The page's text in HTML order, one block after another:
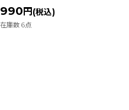
990 円 (税込)
在庫数 6点